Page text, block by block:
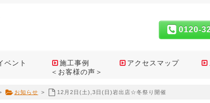
0120-
ベント
施工事例
＜お客様の声＞
アクセスマップ
お知らせ > 12月2日(土),3日(日)岩出店☆冬祭り開催